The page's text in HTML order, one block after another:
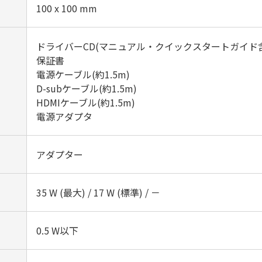
100 x 100 mm‎
ドライバーCD(マニュアル・クイックスタートガイド
保証書
電源ケーブル(約1.5m)
D-subケーブル(約1.5m)
HDMIケーブル(約1.5m)
電源アダプタ‎
アダプター
35 W (最大) / 17 W (標準) / －‎
0.5 W以下